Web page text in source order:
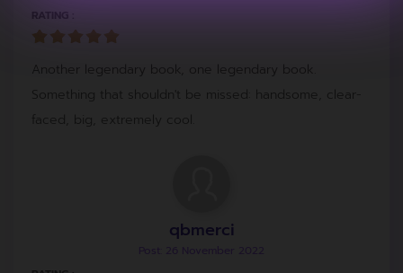
RATING :
Another legendary book, one legendary book.
Something that shouldn't be missed: handsome, clear-
faced, big, extremely cool.
qbmerci